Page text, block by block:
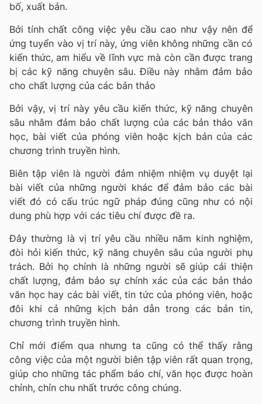
bố, xuất bản.
Bởi tính chất công việc yêu cầu cao như vậy nên để
ứng tuyển vào vị trí này, ứng viên không những cần có
kiến thức, am hiểu về lĩnh vực mà còn cần được trang
bị các kỹ năng chuyên sâu. Điều này nhằm đảm bảo
cho chất lượng của các bản thảo
Bởi vậy, vị trí này yêu cầu kiến thức, kỹ năng chuyên
sâu nhằm đảm bảo chất lượng của các bản thảo văn
học, bài viết của phóng viên hoặc kịch bản của các
chương trình truyền hình.
Biên tập viên là người đảm nhiệm nhiệm vụ duyệt lại
bài viết của những người khác để đảm bảo các bài
viết đó có cấu trúc ngữ pháp đúng cũng như có nội
dung phù hợp với các tiêu chí được đề ra.
Đây thường là vị trí yêu cầu nhiều năm kinh nghiệm,
đòi hỏi kiến thức, kỹ năng chuyên sâu của người phụ
trách. Bởi họ chính là những người sẽ giúp cải thiện
chất lượng, đảm bảo sự chính xác của các bản thảo
văn học hay các bài viết, tin tức của phóng viên, hoặc
đôi khi cả những kịch bản dẫn trong các bản tin,
chương trình truyền hình.
Chỉ mới điểm qua nhưng ta cũng có thể thấy rằng
công việc của một người biên tập viên rất quan trọng,
giúp cho những tác phẩm báo chí, văn học được hoàn
chỉnh, chỉn chu nhất trước công chúng.